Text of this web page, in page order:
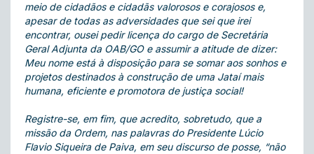
meio de cidadãos e cidadãs valorosos e corajosos e,
apesar de todas as adversidades que sei que irei
encontrar, ousei pedir licença do cargo de Secretária
Geral Adjunta da OAB/GO e assumir a atitude de dizer:
Meu nome está à disposição para se somar aos sonhos e
projetos destinados à construção de uma Jataí mais
humana, eficiente e promotora de justiça social!
Registre-se, em fim, que acredito, sobretudo, que a
missão da Ordem, nas palavras do Presidente Lúcio
Flavio Siqueira de Paiva, em seu discurso de posse, “não